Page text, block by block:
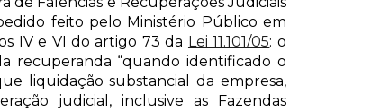
feito pelo Ministério Público em
IV e VI do artigo 73 da Lei 11.101/05: o
recuperanda “quando identificado o
liquidação substancial da empresa,
judicial, inclusive as Fazendas